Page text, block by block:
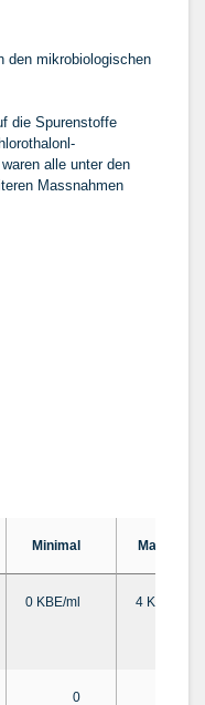
den mikrobiologischen
die Spurenstoffe
alle unter den
Massnahmen
Minimal Maximal
0 KBE/ml 4 KBE/ml
0